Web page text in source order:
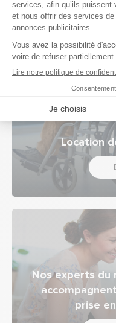
Pourquoi louer du
Bastide Le Confort
Location
Nos experts du
prise